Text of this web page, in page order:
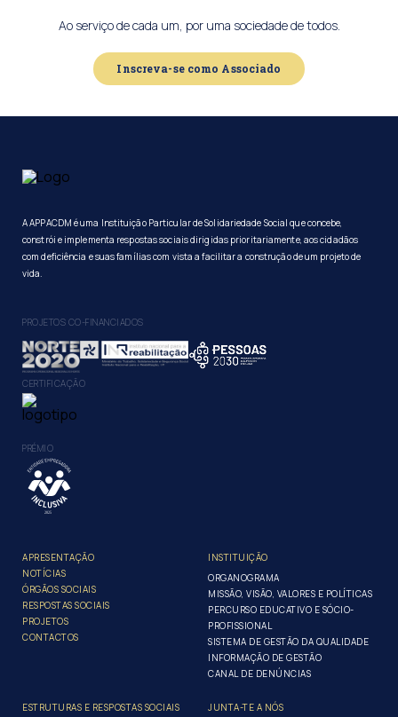
Ao serviço de cada um, por uma sociedade de todos.
Inscreva-se como Associado
A APPACDM é uma Instituição Particular de Solidariedade Social que concebe,
constrói e implementa respostas sociais dirigidas prioritariamente, aos cidadãos
com deficiência e suas famílias com vista a facilitar a construção de um projeto de
vida.
PROJETOS CO-FINANCIADOS
CERTIFICAÇÃO
PRÉMIO
APRESENTAÇÃO
NOTÍCIAS
ÓRGÃOS SOCIAIS
RESPOSTAS SOCIAIS
PROJETOS
CONTACTOS
INSTITUIÇÃO
ORGANOGRAMA
MISSÃO, VISÃO, VALORES E POLÍTICAS
PERCURSO EDUCATIVO E SÓCIO-
PROFISSIONAL
SISTEMA DE GESTÃO DA QUALIDADE
INFORMAÇÃO DE GESTÃO
CANAL DE DENÚNCIAS
ESTRUTURAS E RESPOSTAS SOCIAIS JUNTA-TE A NÓS